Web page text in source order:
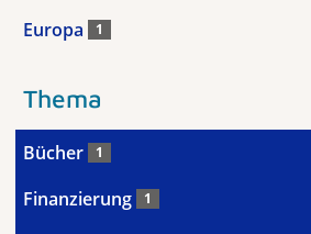
Europa 1
Thema
Bücher 1
Finanzierung 1